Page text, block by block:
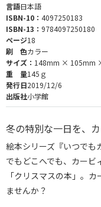
言語日本語
ISBN-10： 4097250183
ISBN-13： 9784097250180
ページ18
刷 色カラー
サイズ： 148mm × 105mm
重 量145ｇ
発行日2019/12/6
出版社小学館
冬の特別な一日を、
絵本シリーズ『いつでも
でもどこへでも、カービ
「クリスマスの本」。
ませんか？